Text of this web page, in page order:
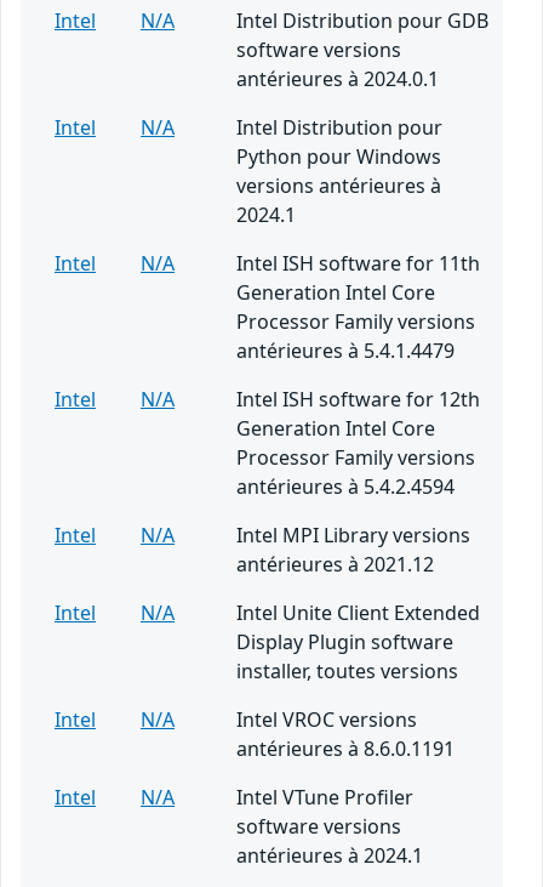
Intel
N/A
Intel Distribution pour GDB
software versions
antérieures à 2024.0.1
Intel
N/A
Intel Distribution pour
Python pour Windows
versions antérieures à
2024.1
Intel
N/A
Intel ISH software for 11th
Generation Intel Core
Processor Family versions
antérieures à 5.4.1.4479
Intel
N/A
Intel ISH software for 12th
Generation Intel Core
Processor Family versions
antérieures à 5.4.2.4594
Intel
N/A
Intel MPI Library versions
antérieures à 2021.12
Intel
N/A
Intel Unite Client Extended
Display Plugin software
installer, toutes versions
Intel
N/A
Intel VROC versions
antérieures à 8.6.0.1191
Intel
N/A
Intel VTune Profiler
software versions
antérieures à 2024.1